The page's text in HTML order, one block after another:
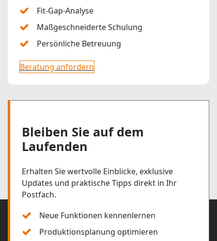
Fit-Gap-Analyse
Maßgeschneiderte Schulung
Persönliche Betreuung
Beratung anfordern
Bleiben Sie auf dem
Laufenden
Erhalten Sie wertvolle Einblicke, exklusive
Updates und praktische Tipps direkt in Ihr
Postfach.
Neue Funktionen kennenlernen
Produktionsplanung optimieren